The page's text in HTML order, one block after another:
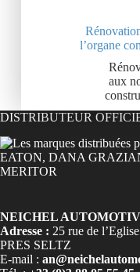
l’organe
aux
DISTRIBUTEUR
NEICHEL
Adresse : 25 rue de
PRES SELTZ
E-mail :